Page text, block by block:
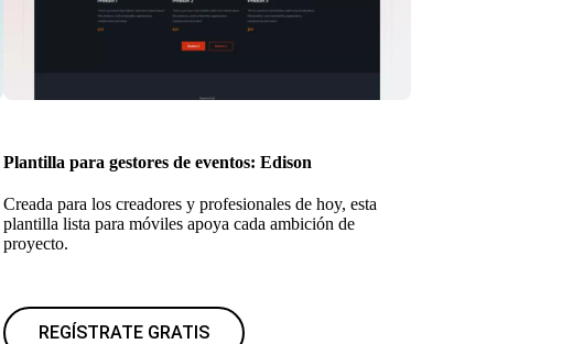
Plantilla para gestores de eventos: Edison
Creada para los creadores y profesionales de hoy, esta
plantilla lista para móviles apoya cada ambición de
proyecto.
REGÍSTRATE GRATIS